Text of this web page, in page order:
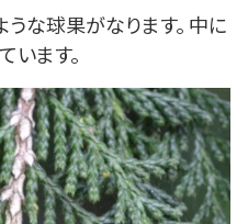
な球果がなります。 中に
います。